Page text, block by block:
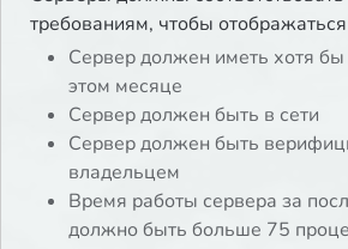
требованиям, чтобы
Сервер должен иметь хотя бы
этом месяце
Сервер должен быть в сети
Сервер должен быть
владельцем
Время работы сервера за
должно быть больше 75